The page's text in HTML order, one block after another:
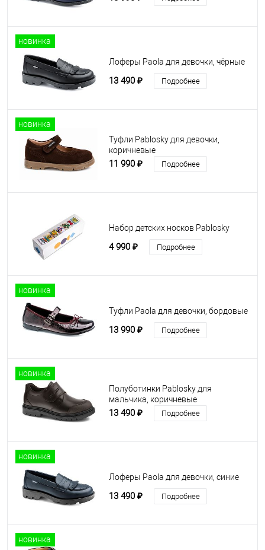
новинка
Лоферы Paola для девочки, чёрные
13 490 ₽ Подробнее
новинка
Туфли Pablosky для девочки,
коричневые
11 990 ₽ Подробнее
Набор детских носков Pablosky
4 990 ₽ Подробнее
новинка
Туфли Paola для девочки, бордовые
13 990 ₽ Подробнее
новинка
Полуботинки Pablosky для
мальчика, коричневые
13 490 ₽ Подробнее
новинка
Лоферы Paola для девочки, синие
13 490 ₽ Подробнее
новинка